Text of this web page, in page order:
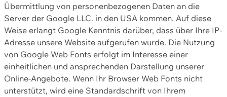
Übermittlung von personenbezogenen Daten an die
Server der Google LLC. in den USA kommen. Auf diese
Weise erlangt Google Kenntnis darüber, dass über Ihre IP-
Adresse unsere Website aufgerufen wurde. Die Nutzung
von Google Web Fonts erfolgt im Interesse einer
einheitlichen und ansprechenden Darstellung unserer
Online-Angebote. Wenn Ihr Browser Web Fonts nicht
unterstützt, wird eine Standardschrift von Ihrem